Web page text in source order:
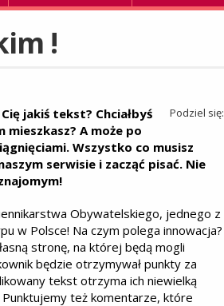
!
Podziel się:
jakiś tekst? Chciałbyś
A może po
Wszystko co musisz
serwisie i zacząć pisać. Nie
Obywatelskiego, jednego z
w Polsce! Na czym polega innowacja?
stronę, na której będą mogli
będzie otrzymywał punkty za
tekst otrzyma ich niewielką
też komentarze, które